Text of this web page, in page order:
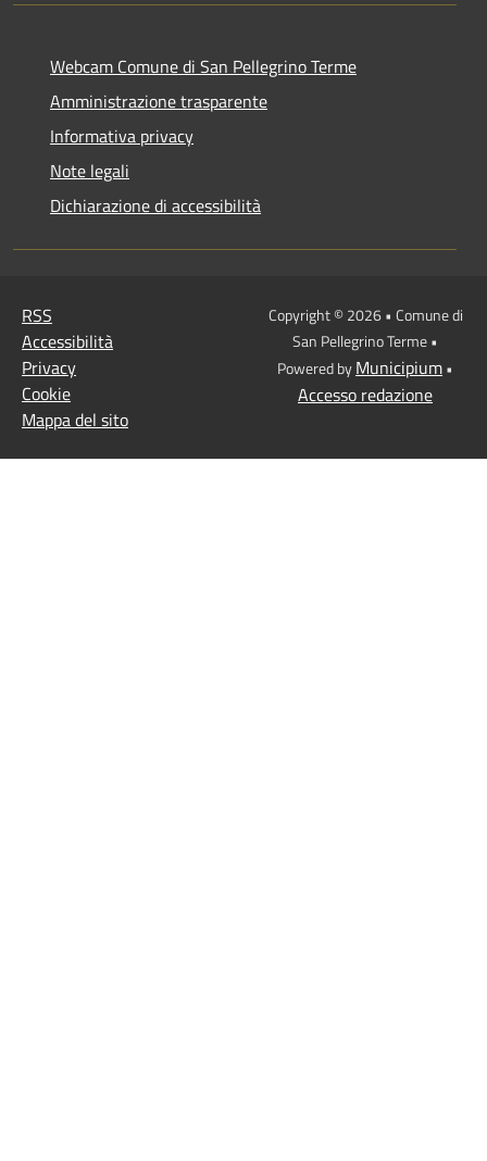
Webcam Comune di San Pellegrino Terme
Amministrazione trasparente
Informativa privacy
Note legali
Dichiarazione di accessibilità
RSS
Accessibilità
Privacy
Cookie
Mappa del sito
Copyright © 2026 • Comune di
San Pellegrino Terme •
Powered byMunicipium•
Accesso redazione